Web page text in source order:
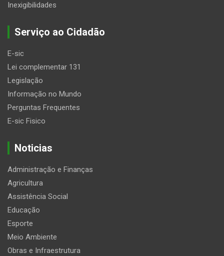
Inexigibilidades
Serviço ao Cidadão
E-sic
Lei complementar 131
Legislação
Informação no Mundo
Perguntas Frequentes
E-sic Fisico
Noticias
Administração e Finanças
Agricultura
Assistência Social
Educação
Esporte
Meio Ambiente
Obras e Infraestrutura